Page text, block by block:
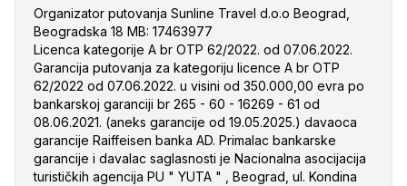
Organizator putovanja Sunline Travel d.o.o Beograd,
Beogradska 18 MB: 17463977
Licenca kategorije A br OTP 62/2022. od 07.06.2022.
Garancija putovanja za kategoriju licence A br OTP
62/2022 od 07.06.2022. u visini od 350.000,00 evra po
bankarskoj garanciji br 265 - 60 - 16269 - 61 od
08.06.2021. (aneks garancije od 19.05.2025.) davaoca
garancije Raiffeisen banka AD. Primalac bankarske
garancije i davalac saglasnosti je Nacionalna asocijacija
turističkih agencija PU " YUTA " , Beograd, ul. Kondina